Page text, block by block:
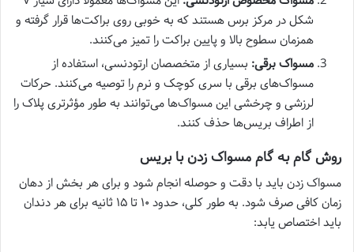
شکل در مرکز برس هستند که به خوبی روی براکت‌ها قرار گرفته و
همزمان سطوح بالا و پایین براکت را تمیز می‌کنند.
مسواک برقی: بسیاری از متخصصان ارتودنسی، استفاده از
مسواک‌های برقی با سری کوچک و نرم را توصیه می‌کنند. حرکات
لرزشی و چرخشی این مسواک‌ها می‌توانند به طور مؤثرتری پلاک را
از اطراف بریس‌ها حذف کنند.
روش گام به گام مسواک زدن با بریس
مسواک زدن باید با دقت و حوصله انجام شود و برای هر بخش از دهان
زمان کافی صرف شود. به طور کلی، حدود ۱۰ تا ۱۵ ثانیه برای هر دندان
باید اختصاص یابد: